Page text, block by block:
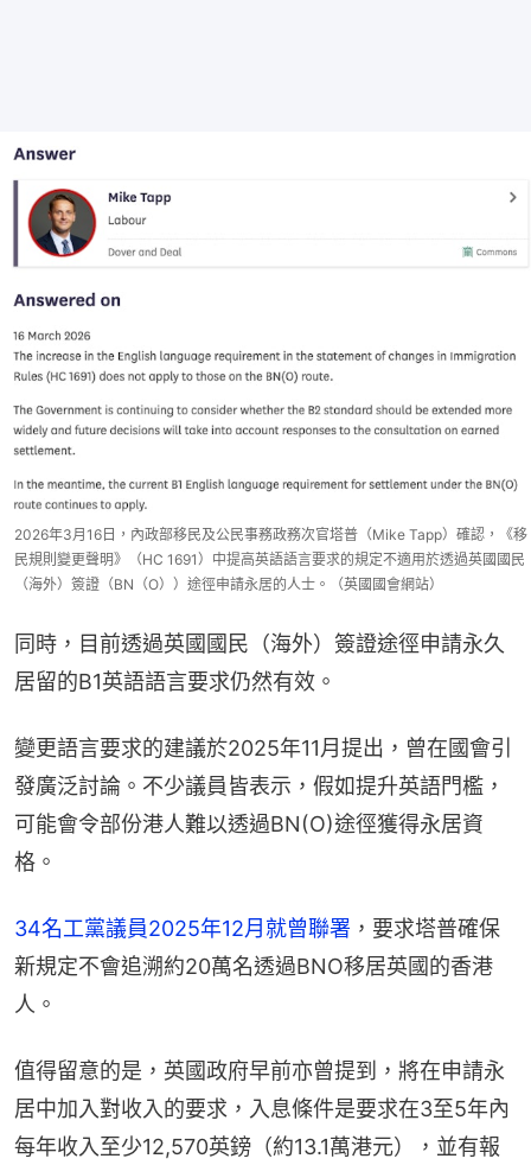
2026年3月16日，內政部移民及公民事務政務次官塔普（Mike Tapp）確認，《移
民規則變更聲明》（HC 1691）中提高英語語言要求的規定不適用於透過英國國民
（海外）簽證（BN（O））途徑申請永居的人士。（英國國會網站）
同時，目前透過英國國民（海外）簽證途徑申請永久
居留的B1英語語言要求仍然有效。
變更語言要求的建議於2025年11月提出，曾在國會引
發廣泛討論。不少議員皆表示，假如提升英語門檻，
可能會令部份港人難以透過BN(O)途徑獲得永居資
格。
34名工黨議員2025年12月就曾聯署 ，要求塔普確保
新規定不會追溯約20萬名透過BNO移居英國的香港
人。
值得留意的是，英國政府早前亦曾提到，將在申請永
居中加入對收入的要求，入息條件是要求在3至5年內
每年收入至少12,570英鎊（約13.1萬港元），並有報